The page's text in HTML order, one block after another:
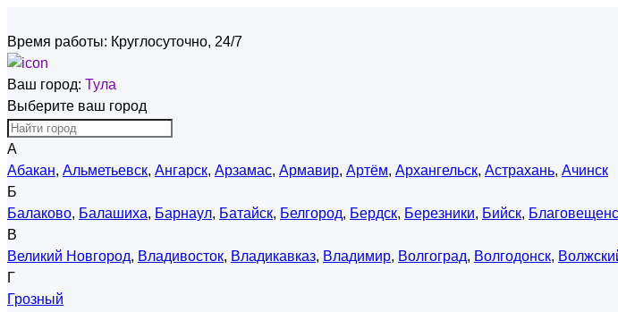
Время работы: Круглосуточно, 24/7
Ваш город: Тула
Выберите ваш город
А
Абакан, Альметьевск, Ангарск, Арзамас, Армавир, Артём, Архангельск, Астрахань, Ачинск
Б
Балаково, Балашиха, Барнаул, Батайск, Белгород, Бердск, Березники, Бийск,
В
Великий Новгород, Владивосток, Владикавказ, Владимир, Волгоград, Волгодонск,
Г
Грозный